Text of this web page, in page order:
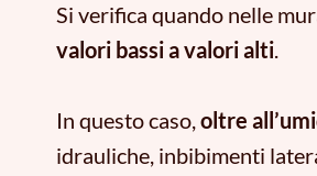
Si verifica quando nelle
valori bassi a valori alti.
In questo caso,oltre
idrauliche, inbibimenti